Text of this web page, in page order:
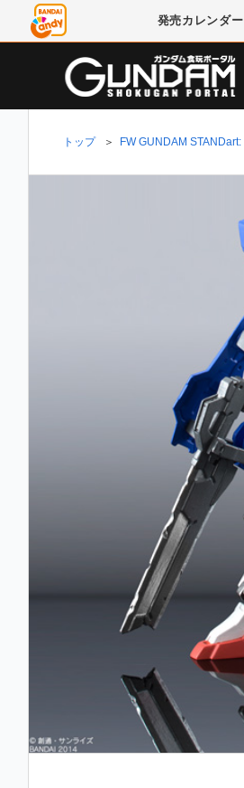
発売カレンダー
トップ ＞ FW GUNDAM STANDart: